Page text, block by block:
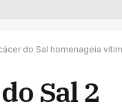
do Sal homenageia
Sal 2